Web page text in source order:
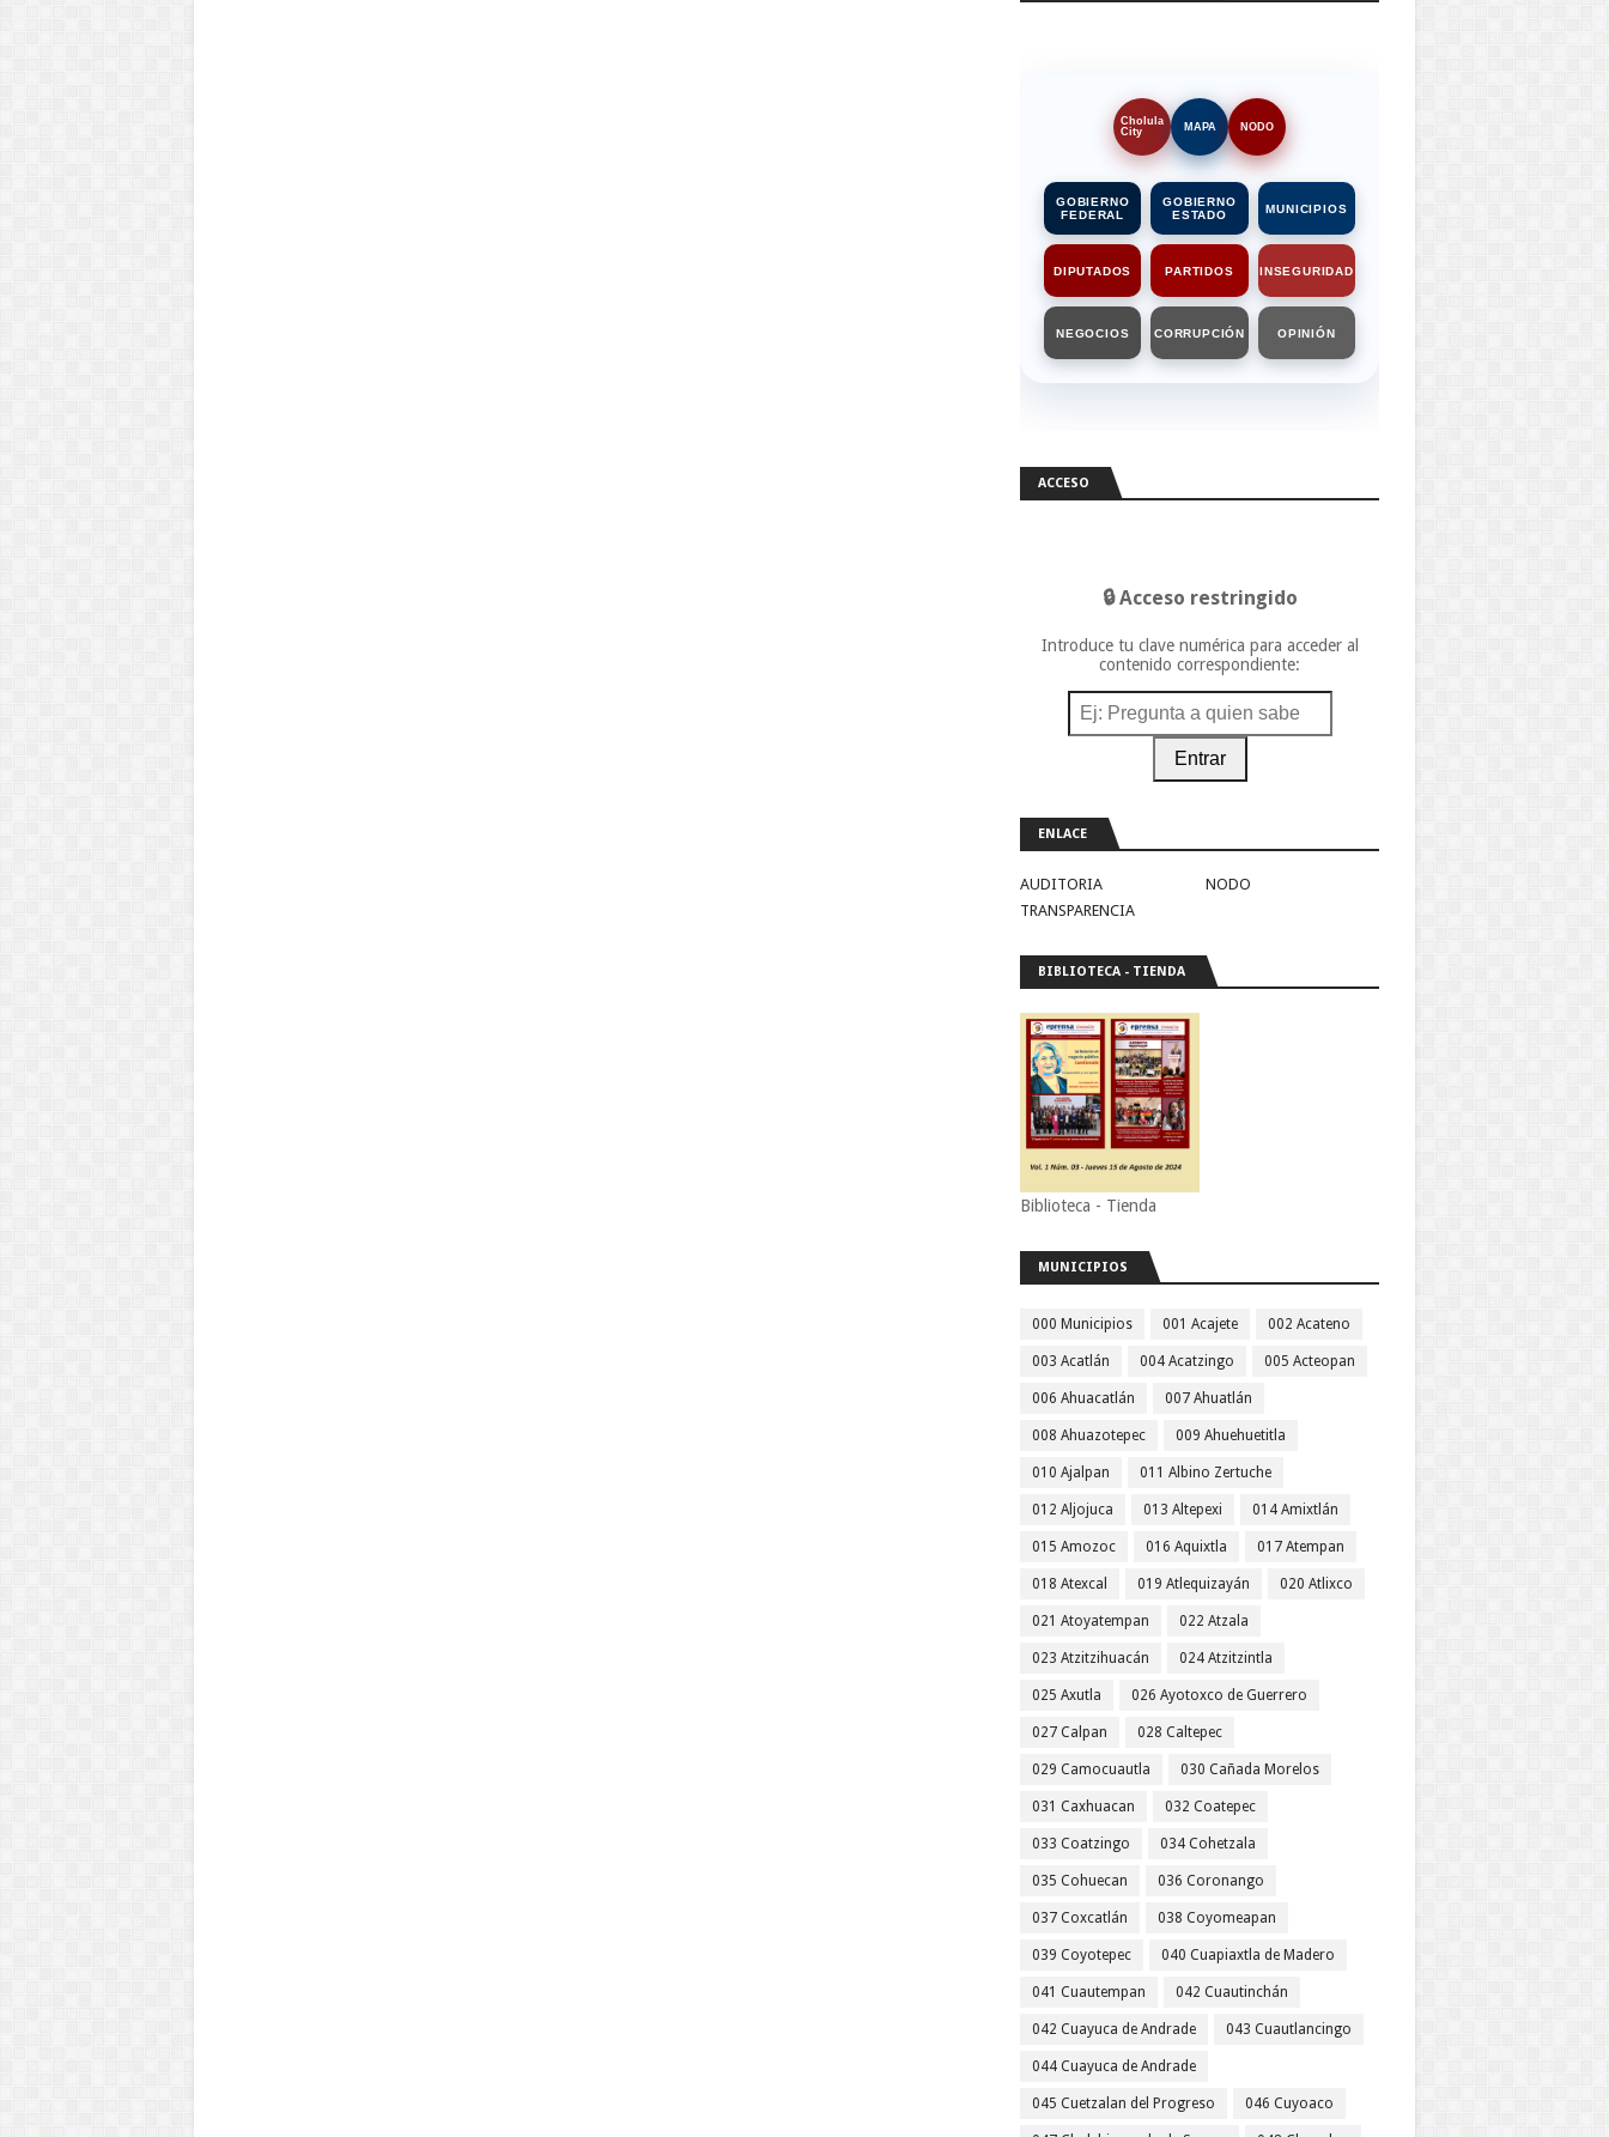
Cholula
City
MAPA NODO
GOBIERNO
FEDERAL
GOBIERNO
ESTADO
MUNICIPIOS
DIPUTADOS PARTIDOS INSEGURIDAD
NEGOCIOS CORRUPCIÓN OPINIÓN
ACCESO
🔒 Acceso restringido
Introduce tu clave numérica para acceder al
contenido correspondiente:
Entrar
ENLACE
AUDITORIA
NODO
TRANSPARENCIA
BIBLIOTECA - TIENDA
Biblioteca - Tienda
MUNICIPIOS
000 Municipios 001 Acajete 002 Acateno
003 Acatlán 004 Acatzingo 005 Acteopan
006 Ahuacatlán 007 Ahuatlán
008 Ahuazotepec 009 Ahuehuetitla
010 Ajalpan 011 Albino Zertuche
012 Aljojuca 013 Altepexi 014 Amixtlán
015 Amozoc 016 Aquixtla 017 Atempan
018 Atexcal 019 Atlequizayán 020 Atlixco
021 Atoyatempan 022 Atzala
023 Atzitzihuacán 024 Atzitzintla
025 Axutla 026 Ayotoxco de Guerrero
027 Calpan 028 Caltepec
029 Camocuautla 030 Cañada Morelos
031 Caxhuacan 032 Coatepec
033 Coatzingo 034 Cohetzala
035 Cohuecan 036 Coronango
037 Coxcatlán 038 Coyomeapan
039 Coyotepec 040 Cuapiaxtla de Madero
041 Cuautempan 042 Cuautinchán
042 Cuayuca de Andrade 043 Cuautlancingo
044 Cuayuca de Andrade
045 Cuetzalan del Progreso 046 Cuyoaco